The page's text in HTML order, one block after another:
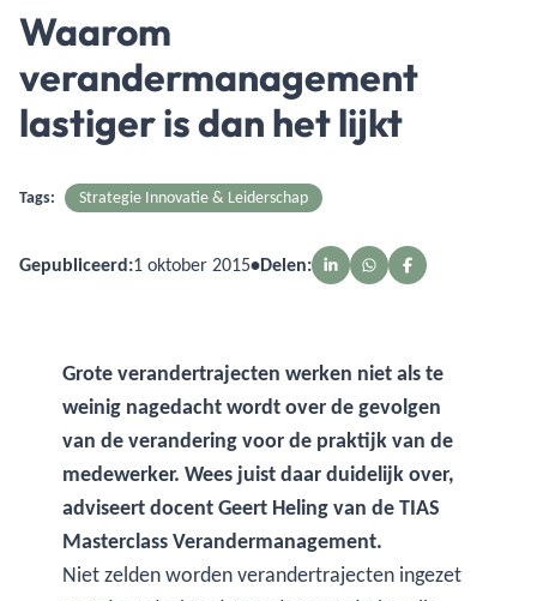
Waarom
verandermanagement
lastiger is dan het lijkt
Tags: Strategie Innovatie & Leiderschap
Gepubliceerd:1 oktober 2015•Delen:
Grote verandertrajecten werken niet als te
weinig nagedacht wordt over de gevolgen
van de verandering voor de praktijk van de
medewerker. Wees juist daar duidelijk over,
adviseert docent Geert Heling van de TIAS
Masterclass Verandermanagement.
Niet zelden worden verandertrajecten ingezet